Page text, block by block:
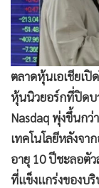
• Management
• MGR Live
• Infographic
• การเมือง
ท่องเที่ยว
กีฬา
• ต่างประเทศ
• Special Scoop
ตลาดหุ้นเอเชียเ
หุ้นนิวยอร์กที่ปิดบ
Nasdaq พุ่งขึ้นก
เทคโนโลยีหลังจ
อายุ 10 ปีชะลอตั
ที่แข็งแกร่งของบ